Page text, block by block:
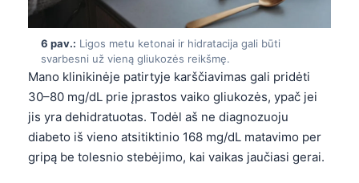
6 pav.: Ligos metu ketonai ir hidratacija gali būti
svarbesni už vieną gliukozės reikšmę.
Mano klinikinėje patirtyje karščiavimas gali pridėti
30–80 mg/dL prie įprastos vaiko gliukozės, ypač jei
jis yra dehidratuotas. Todėl aš ne diagnozuoju
diabeto iš vieno atsitiktinio 168 mg/dL matavimo per
gripą be tolesnio stebėjimo, kai vaikas jaučiasi gerai.
Cebuano
ئۇيغۇرچە
Кыргызча
Татар теле
Беларуская мова